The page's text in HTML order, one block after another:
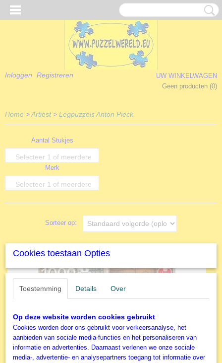
Inloggen Registreren
UW WINKELWAGEN
Geen producten (0)
Home >Artiest> Legpuzzels Anton Pieck
Aantal Stukjes
Selecteer 1 of meerdere
opties
Merk
Selecteer 1 of meerdere
Sorteer op:
Cookies toestaan Opties
Toestemming Details Over
Op deze website worden cookies gebruikt
Cookies worden door ons gebruikt voor verkeersanalyse, het
aanbieden van sociale media-functies en het personaliseren van
informatie en advertenties. Daarnaast verlenen we onze sociale
media-, advertentie- en analysepartners toegang tot informatie over